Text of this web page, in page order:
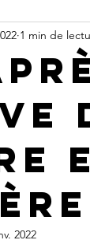
1 min de
2022